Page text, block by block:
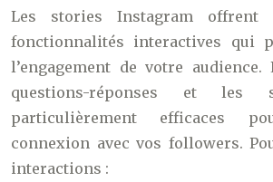
Les stories Instagram offrent
fonctionnalités interactives qui
l’engagement de votre audience.
questions-réponses et les
particulièrement efficaces
connexion avec vos followers.
interactions :